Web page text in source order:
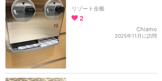
リゾート全般
2
Chiamo
2025年11月に訪問